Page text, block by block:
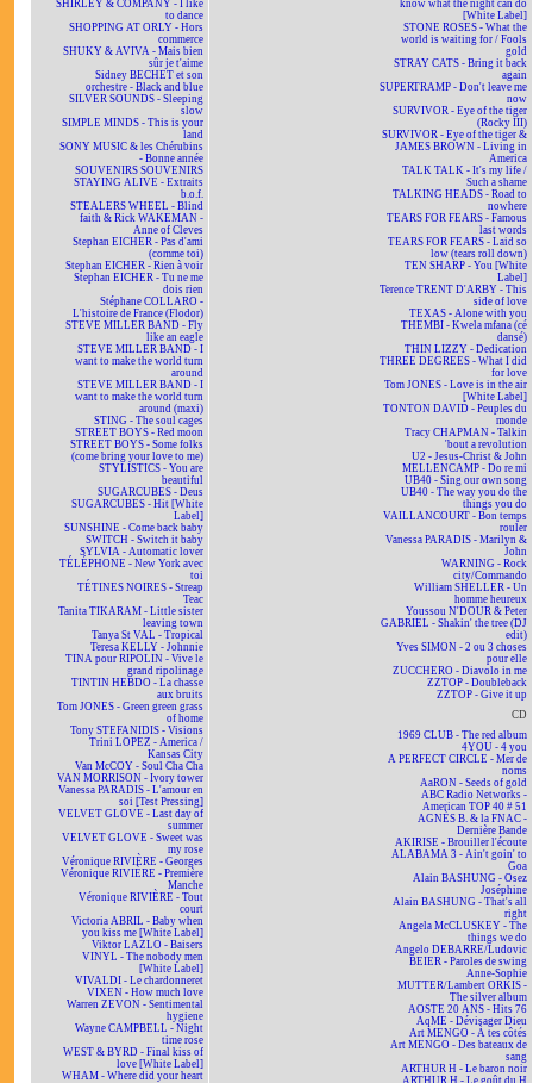
SHIRLEY & COMPANY - I like
to dance
SHOPPING AT ORLY - Hors
commerce
SHUKY & AVIVA - Mais bien
sûr je t'aime
Sidney BECHET et son
orchestre - Black and blue
SILVER SOUNDS - Sleeping
slow
SIMPLE MINDS - This is your
land
SONY MUSIC & les Chérubins
- Bonne année
SOUVENIRS SOUVENIRS
STAYING ALIVE - Extraits
b.o.f.
STEALERS WHEEL - Blind
faith & Rick WAKEMAN -
Anne of Cleves
Stephan EICHER - Pas d'ami
(comme toi)
Stephan EICHER - Rien à voir
Stephan EICHER - Tu ne me
dois rien
Stéphane COLLARO -
L'histoire de France (Flodor)
STEVE MILLER BAND - Fly
like an eagle
STEVE MILLER BAND - I
want to make the world turn
around
STEVE MILLER BAND - I
want to make the world turn
around (maxi)
STING - The soul cages
STREET BOYS - Red moon
STREET BOYS - Some folks
(come bring your love to me)
STYLISTICS - You are
beautiful
SUGARCUBES - Deus
SUGARCUBES - Hit [White
Label]
SUNSHINE - Come back baby
SWITCH - Switch it baby
SYLVIA - Automatic lover
TÉLÉPHONE - New York avec
toi
TÉTINES NOIRES - Streap
Teac
Tanita TIKARAM - Little sister
leaving town
Tanya St VAL - Tropical
Teresa KELLY - Johnnie
TINA pour RIPOLIN - Vive le
grand ripolinage
TINTIN HEBDO - La chasse
aux bruits
Tom JONES - Green green grass
of home
Tony STEFANIDIS - Visions
Trini LOPEZ - America /
Kansas City
Van McCOY - Soul Cha Cha
VAN MORRISON - Ivory tower
Vanessa PARADIS - L'amour en
soi [Test Pressing]
VELVET GLOVE - Last day of
summer
VELVET GLOVE - Sweet was
my rose
Véronique RIVIÈRE - Georges
Véronique RIVIÈRE - Première
Manche
Véronique RIVIÈRE - Tout
court
Victoria ABRIL - Baby when
you kiss me [White Label]
Viktor LAZLO - Baisers
VINYL - The nobody men
[White Label]
VIVALDI - Le chardonneret
VIXEN - How much love
Warren ZEVON - Sentimental
hygiene
Wayne CAMPBELL - Night
time rose
WEST & BYRD - Final kiss of
love [White Label]
WHAM - Where did your heart
know what the night can do
[White Label]
STONE ROSES - What the
world is waiting for / Fools
gold
STRAY CATS - Bring it back
again
SUPERTRAMP - Don't leave me
now
SURVIVOR - Eye of the tiger
(Rocky III)
SURVIVOR - Eye of the tiger &
JAMES BROWN - Living in
America
TALK TALK - It's my life /
Such a shame
TALKING HEADS - Road to
nowhere
TEARS FOR FEARS - Famous
last words
TEARS FOR FEARS - Laid so
low (tears roll down)
TEN SHARP - You [White
Label]
Terence TRENT D'ARBY - This
side of love
TEXAS - Alone with you
THEMBI - Kwela mfana (cé
dansé)
THIN LIZZY - Dedication
THREE DEGREES - What I did
for love
Tom JONES - Love is in the air
[White Label]
TONTON DAVID - Peuples du
monde
Tracy CHAPMAN - Talkin
'bout a revolution
U2 - Jesus-Christ & John
MELLENCAMP - Do re mi
UB40 - Sing our own song
UB40 - The way you do the
things you do
VAILLANCOURT - Bon temps
rouler
Vanessa PARADIS - Marilyn &
John
WARNING - Rock
city/Commando
William SHELLER - Un
homme heureux
Youssou N'DOUR & Peter
GABRIEL - Shakin' the tree (DJ
edit)
Yves SIMON - 2 ou 3 choses
pour elle
ZUCCHERO - Diavolo in me
ZZTOP - Doubleback
ZZTOP - Give it up
CD
1969 CLUB - The red album
4YOU - 4 you
A PERFECT CIRCLE - Mer de
noms
AaRON - Seeds of gold
ABC Radio Networks -
American TOP 40 # 51
AGNÈS B. & la FNAC -
Dernière Bande
AKIRISE - Brouiller l'écoute
ALABAMA 3 - Ain't goin' to
Goa
Alain BASHUNG - Osez
Joséphine
Alain BASHUNG - That's all
right
Angela McCLUSKEY - The
things we do
Angelo DEBARRE/Ludovic
BEIER - Paroles de swing
Anne-Sophie
MUTTER/Lambert ORKIS -
The silver album
AOSTE 20 ANS - Hits 76
AqME - Dévisager Dieu
Art MENGO - À tes côtés
Art MENGO - Des bateaux de
sang
ARTHUR H - Le baron noir
ARTHUR H - Le goût du H